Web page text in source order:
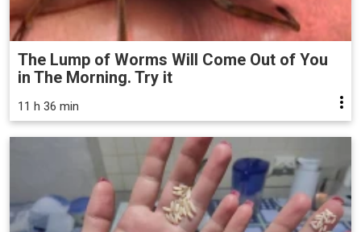
The Lump of Worms Will Come Out of You
in The Morning. Try it
11 h 36 min